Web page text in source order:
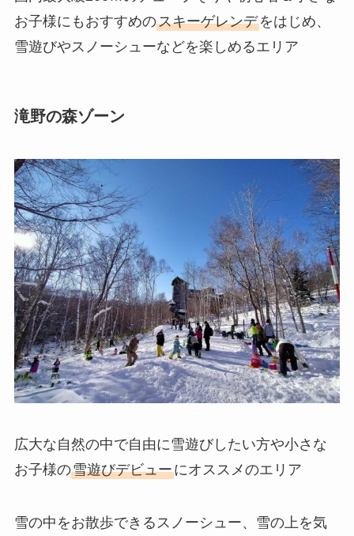
お子様にもおすすめのスキーゲレンデをはじめ、
雪遊びやスノーシューなどを楽しめるエリア
滝野の森ゾーン
広大な自然の中で自由に雪遊びしたい方や小さな
お子様の雪遊びデビューにオススメのエリア
雪の中をお散歩できるスノーシュー、雪の上を気